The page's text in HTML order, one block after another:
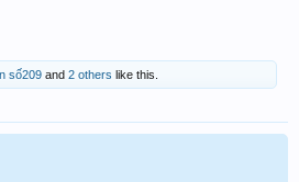
số209 and 2 others like this.